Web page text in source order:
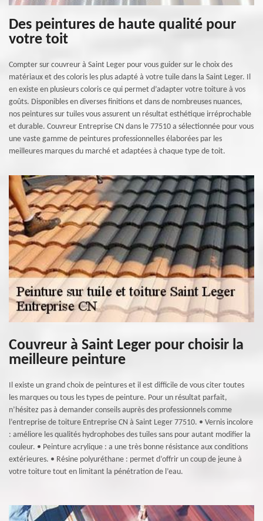
Des peintures de haute qualité pour
votre toit
Compter sur couvreur à Saint Leger pour vous guider sur le choix des
matériaux et des coloris les plus adapté à votre tuile dans la Saint Leger. Il
en existe en plusieurs coloris ce qui permet d’adapter votre toiture à vos
goûts. Disponibles en diverses finitions et dans de nombreuses nuances,
nos peintures sur tuiles vous assurent un résultat esthétique irréprochable
et durable. Couvreur Entreprise CN dans le 77510 a sélectionnée pour vous
une vaste gamme de peintures professionnelles élaborées par les
meilleures marques du marché et adaptées à chaque type de toit.
Couvreur à Saint Leger pour choisir la
meilleure peinture
Il existe un grand choix de peintures et il est difficile de vous citer toutes
les marques ou tous les types de peinture. Pour un résultat parfait,
n’hésitez pas à demander conseils auprès des professionnels comme
l’entreprise de toiture Entreprise CN à Saint Leger 77510. • Vernis incolore
: améliore les qualités hydrophobes des tuiles sans pour autant modifier la
couleur. • Peinture acrylique : a une très bonne résistance aux conditions
extérieures. • Résine polyuréthane : permet d’offrir un coup de jeune à
votre toiture tout en limitant la pénétration de l’eau.